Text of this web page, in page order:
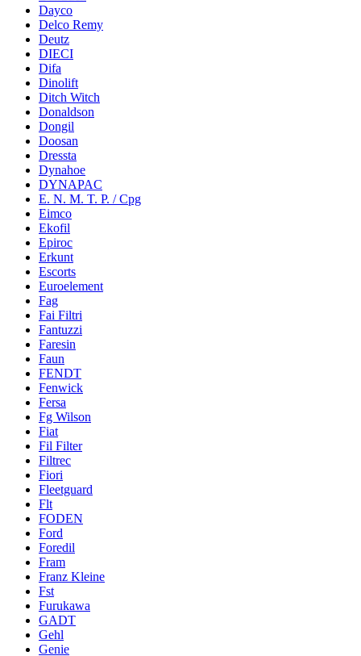
Dayco
Delco Remy
Deutz
DIECI
Difa
Dinolift
Ditch Witch
Donaldson
Dongil
Doosan
Dressta
Dynahoe
DYNAPAC
E. N. M. T. P. / Cpg
Eimco
Ekofil
Epiroc
Erkunt
Escorts
Euroelement
Fag
Fai Filtri
Fantuzzi
Faresin
Faun
FENDT
Fenwick
Fersa
Fg Wilson
Fiat
Fil Filter
Filtrec
Fiori
Fleetguard
Flt
FODEN
Ford
Foredil
Fram
Franz Kleine
Fst
Furukawa
GADT
Gehl
Genie